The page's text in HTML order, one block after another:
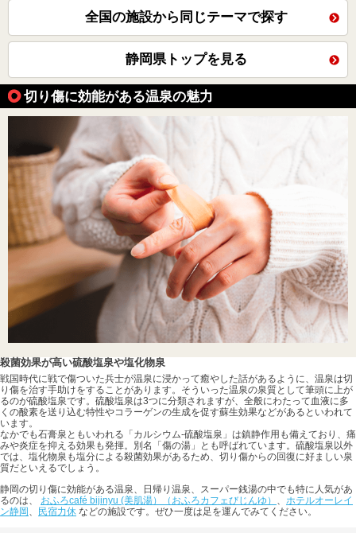
全国の施設から同じテーマで探す
静岡県トップを見る
切り傷に効能がある温泉の魅力
殺菌効果が高い硫酸塩泉や塩化物泉
戦国時代に戦で傷ついた兵士が温泉に浸かって癒やした話があるように、温泉は切
り傷を治す手助けをすることがあります。そういった温泉の泉質として筆頭に上が
るのが硫酸塩泉です。硫酸塩泉は3つに分類されますが、全般にわたって血液に多
くの酸素を送り込む特性やコラーゲンの生成を促す蘇生効果などがあるといわれて
います。
なかでも石膏泉ともいわれる「カルシウム-硫酸塩泉」は鎮静作用も備えており、痛
みや炎症を抑える効果も発揮。別名「傷の湯」とも呼ばれています。硫酸塩泉以外
では、塩化物泉も塩分による殺菌効果があるため、切り傷からの回復に好ましい泉
質だといえるでしょう。
静岡の切り傷に効能がある温泉、日帰り温泉、スーパー銭湯の中でも特に人気があ
るのは、 おふろcafé bijinyu (美肌湯）（おふろカフェびじんゆ） 、 ホテルオーレイ
ン静岡、 民宿力休 などの施設です。ぜひ一度は足を運んでみてください。